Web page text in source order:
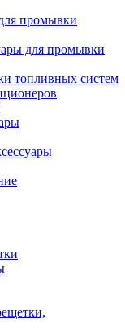
промывки
для промывки
топливных систем